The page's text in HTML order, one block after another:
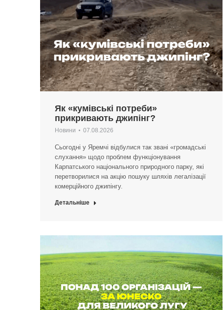
Як «кумівські потреби»
прикривають джипінг?
Новини 07.08.2026
Сьогодні у Яремчі відбулися так звані «громадські
слухання» щодо проблем функціонування
Карпатського національного природного парку, які
перетворилися на акцію пошуку шляхів легалізації
комерційного джипінгу.
Детальніше